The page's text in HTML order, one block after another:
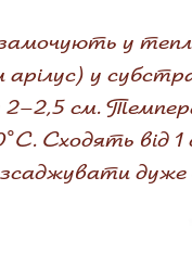
у
у
2–2,5 см.
Сходять від 1